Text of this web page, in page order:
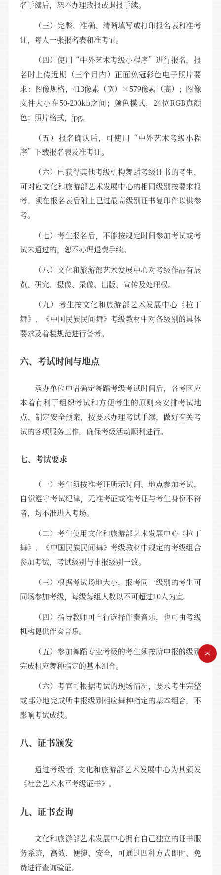
名手续后，恕不办理改报或退报手续。
（三）完整、准确、清晰填写或打印报名表和准考
证，每人一张报名表和准考证。
（四）使用“中外艺术考级小程序”进行报名，报
名时上传近期（三个月内）正面免冠彩色电子照片要
求：图像规格，413像素（宽）×579像素（高）；图像
文件大小在50-200kb之间；颜色模式，24位RGB真颜
色；照片格式，jpg。
（五）报名确认后，可使用“中外艺术考级小程
序”下载报名表及准考证。
（六）已获得其他考级机构舞蹈考级证书的考生，
可对应文化和旅游部艺术发展中心的相同级别按要求报
考，须在报名表后附上已过最高级别证书复印件以供参
考。
（七）考生报名后，不能按规定时间参加考试或考
试未通过的，恕不办理退费手续。
（八）文化和旅游部艺术发展中心对考级作品有展
览、研究、摄像、录像、出版、宣传及处理权。
（九）考生按文化和旅游部艺术发展中心《拉丁
舞》、《中国民族民间舞》考级教材中对各级别的具体
要求及着装规范进行备考。
六、考试时间与地点
承办单位申请确定舞蹈考级考试时间后，各考区应
本着有利于组织考试和方便考生的原则来安排考试地
点，制定安全预案，按要求办理考试手续，做好有关考
试的各项服务工作，确保考级活动顺利进行。
七、考试要求
（一）考生须按准考证所示时间、地点参加考试，
自觉遵守考试纪律，无准考证或准考证与考生身份不符
者，均不准进入考场。
（二）考生使用文化和旅游部艺术发展中心《拉丁
舞》、《中国民族民间舞》考级教材中规定的考级组合
参加考试，考试级别与申报级别一致。
（三）根据考试场地大小，报考同一级别的考生可
同场参加考级，每级每组人数以不可超过10人为宜。
（四）指导教师可自行选择伴奏音乐，也可由考级
机构提供伴奏音乐。
（五）参加舞蹈专业考级的考生须按所申报的级别
完成相应舞种指定的基本组合。
（六）考官可根据考试的现场情况，要求考生完整
或部分地完成所申报级别相应舞种指定的基本组合，不
影响考试成绩。
八、证书颁发
通过考级者, 文化和旅游部艺术发展中心为其颁发
《社会艺术水平考级证书》。
九、证书查询
文化和旅游部艺术发展中心拥有自己独立的证书服
务系统，高效、便捷、安全，可通过四种方式即时、免
费进行查询验证。